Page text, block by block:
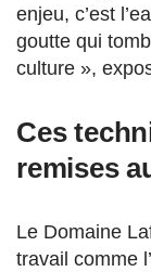
enjeu, c’est
goutte qui
culture »,
Ces
remises
Le Domaine
travail comme